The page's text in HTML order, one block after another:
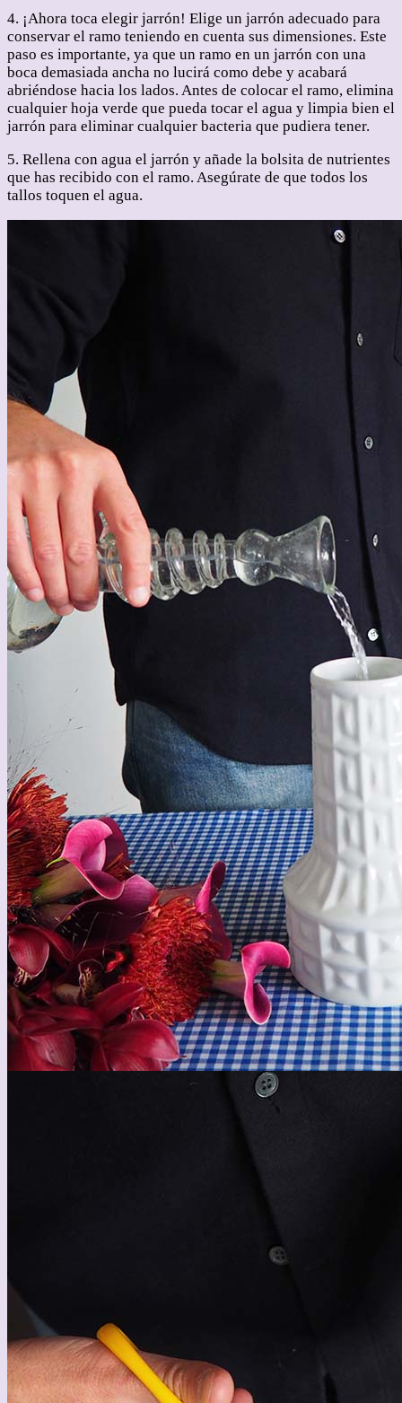
4. ¡Ahora toca elegir jarrón! Elige un jarrón adecuado para
conservar el ramo teniendo en cuenta sus dimensiones. Este
paso es importante, ya que un ramo en un jarrón con una
boca demasiada ancha no lucirá como debe y acabará
abriéndose hacia los lados. Antes de colocar el ramo, elimina
cualquier hoja verde que pueda tocar el agua y limpia bien el
jarrón para eliminar cualquier bacteria que pudiera tener.
5. Rellena con agua el jarrón y añade la bolsita de nutrientes
que has recibido con el ramo. Asegúrate de que todos los
tallos toquen el agua.